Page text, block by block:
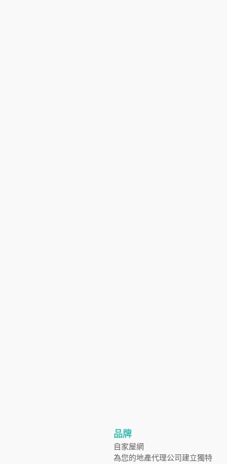
品牌
自家屋網
為您的地產代理公司建立獨特